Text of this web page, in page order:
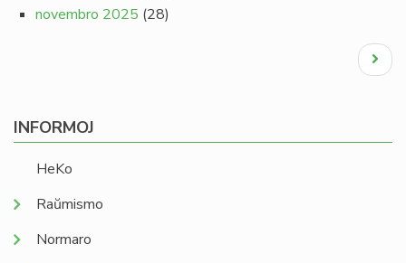
novembro 2025 (28)
Next
page
INFORMOJ
HeKo
Raŭmismo
Normaro